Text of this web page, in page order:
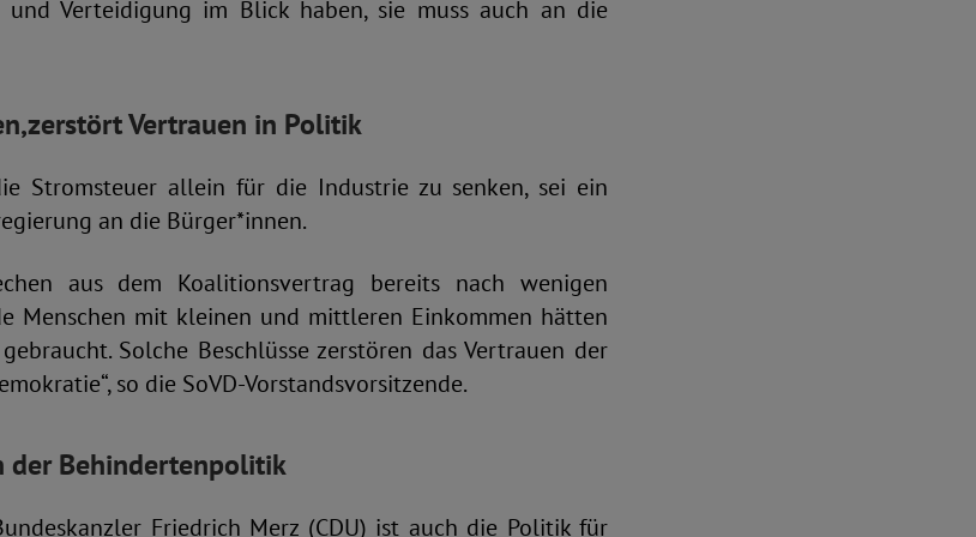
Verteidigung im Blick haben, sie muss auch an die
zerstört Vertrauen in Politik
Stromsteuer allein für die Industrie zu senken, sei ein
an die Bürger*innen.
aus dem Koalitionsvertrag bereits nach wenigen
Menschen mit kleinen und mittleren Einkommen hätten
Solche Beschlüsse zerstören das Vertrauen der
so die SoVD-Vorstandsvorsitzende.
der Behindertenpolitik
Friedrich Merz (CDU) ist auch die Politik für